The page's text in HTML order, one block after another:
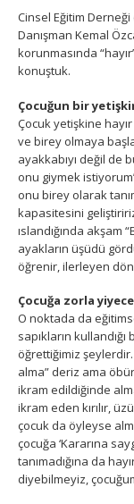
Cinsel Eğitim
Danışman Kemal
korunmasında
konuştuk.
Çocuğun bir
Çocuk yetişkine
ve birey olmaya
ayakkabıyı değil de
onu giymek
onu birey olarak
kapasitesini
ıslandığında
ayakların üşüdü
öğrenir, ilerleyen
Çocuğa zorla
O noktada da
sapıkların
öğrettiğimiz şeylerdir.
alma” deriz ama
ikram edildiğinde
ikram eden kırılır,
çocuk da öyleyse
çocuğa ‘Kararına
tanımadığına da
diyebilmeyiz,